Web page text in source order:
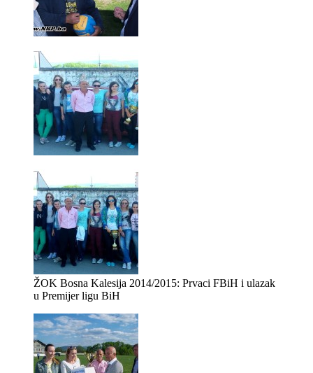
ŽOK Bosna Kalesija 2014/2015: Prvaci FBiH i ulazak
u Premijer ligu BiH